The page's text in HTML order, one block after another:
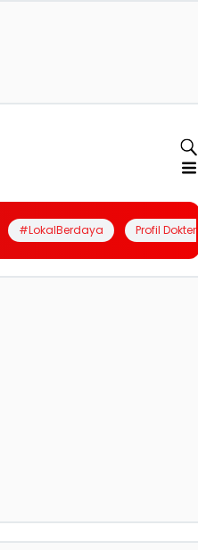
#LokalBerdaya Profil Dokter